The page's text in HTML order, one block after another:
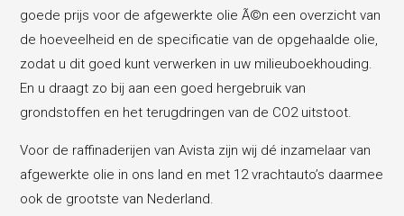
goede prijs voor de afgewerkte olie Ã©n een overzicht van
de hoeveelheid en de specificatie van de opgehaalde olie,
zodat u dit goed kunt verwerken in uw milieuboekhouding.
En u draagt zo bij aan een goed hergebruik van
grondstoffen en het terugdringen van de CO2 uitstoot.
Voor de raffinaderijen van Avista zijn wij dé inzamelaar van
afgewerkte olie in ons land en met 12 vrachtauto’s daarmee
ook de grootste van Nederland.